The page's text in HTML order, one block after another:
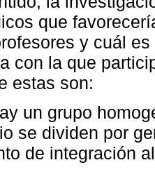
que
y cuál
con la que
estas son:
un grupo
se dividen por
de integración